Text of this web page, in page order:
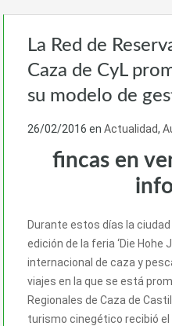
La Red de
Caza de CyL
su modelo de
26/02/2016 en Actualidad,
fincas en
Durante estos días la
edición de la feria ‘Die Hohe
internacional de caza y
viajes en la que se está
Regionales de Caza de
turismo cinegético recibió